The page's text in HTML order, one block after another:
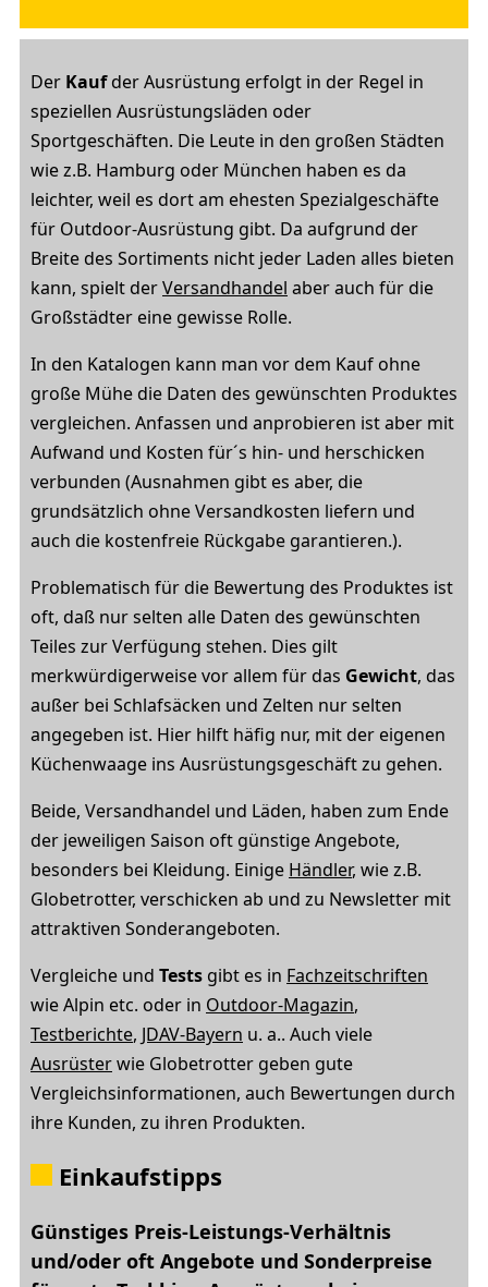
Der Kaufder Ausrüstung erfolgt in der Regel in
speziellen Ausrüstungsläden oder
Sportgeschäften. Die Leute in den großen Städten
wie z.B. Hamburg oder München haben es da
leichter, weil es dort am ehesten Spezialgeschäfte
für Outdoor-Ausrüstung gibt. Da aufgrund der
Breite des Sortiments nicht jeder Laden alles bieten
kann, spielt derVersandhandel aber auch für die
Großstädter eine gewisse Rolle.
In den Katalogen kann man vor dem Kauf ohne
große Mühe die Daten des gewünschten Produktes
vergleichen. Anfassen und anprobieren ist aber mit
Aufwand und Kosten für´s hin- und herschicken
verbunden (Ausnahmen gibt es aber, die
grundsätzlich ohne Versandkosten liefern und
auch die kostenfreie Rückgabe garantieren.).
Problematisch für die Bewertung des Produktes ist
oft, daß nur selten alle Daten des gewünschten
Teiles zur Verfügung stehen. Dies gilt
merkwürdigerweise vor allem für das Gewicht, das
außer bei Schlafsäcken und Zelten nur selten
angegeben ist. Hier hilft häfig nur, mit der eigenen
Küchenwaage ins Ausrüstungsgeschäft zu gehen.
Beide, Versandhandel und Läden, haben zum Ende
der jeweiligen Saison oft günstige Angebote,
besonders bei Kleidung. Einige Händler, wie z.B.
Globetrotter, verschicken ab und zu Newsletter mit
attraktiven Sonderangeboten.
Vergleiche und Tests gibt es in Fachzeitschriften
wie Alpin etc. oder in Outdoor-Magazin,
Testberichte, JDAV-Bayern u. a.. Auch viele
Ausrüsterwie Globetrotter geben gute
Vergleichsinformationen, auch Bewertungen durch
ihre Kunden, zu ihren Produkten.
Einkaufstipps
Günstiges Preis-Leistungs-Verhältnis
und/oder oft Angebote und Sonderpreise